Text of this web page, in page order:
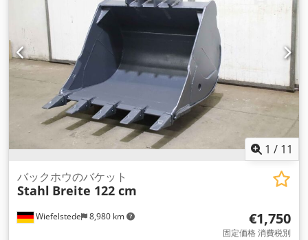
1 / 11
Wiefelstede 8,980 km
バックホウのバケット
Stahl Breite 122 cm
€1,750
固定価格 消費税別